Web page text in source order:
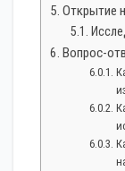
Открытие
Вопрос-